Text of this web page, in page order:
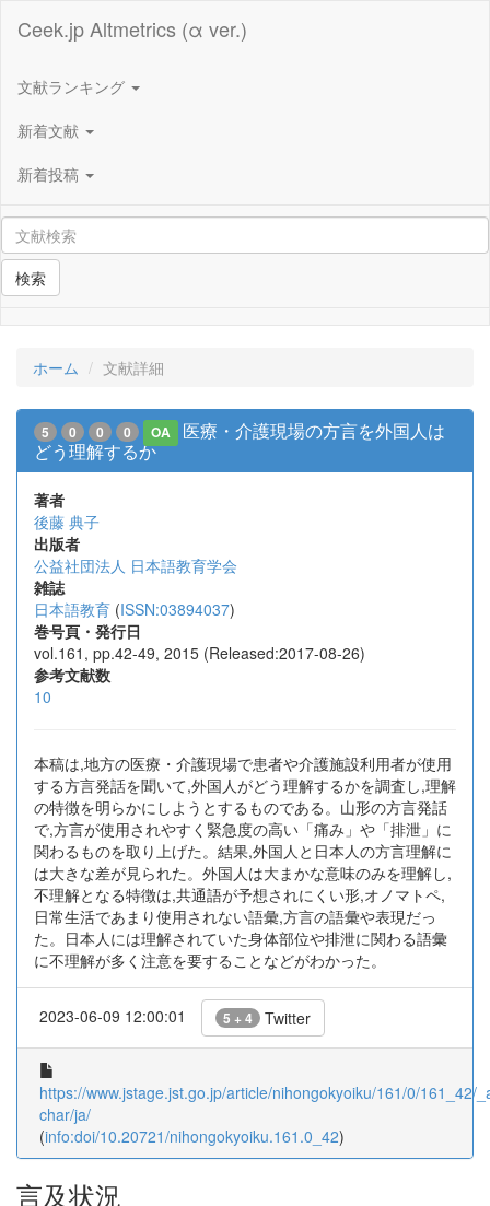
Ceek.jp Altmetrics (α ver.)
文献ランキング
新着文献
新着投稿
検索
ホーム 文献詳細
5 0 0 0 OA
医療・介護現場の方言を外国人は
どう理解するか
著者
後藤 典子
出版者
公益社団法人 日本語教育学会
雑誌
日本語教育 (ISSN:03894037)
巻号頁・発行日
vol.161, pp.42-49, 2015 (Released:2017-08-26)
参考文献数
10
本稿は,地方の医療・介護現場で患者や介護施設利用者が使用
する方言発話を聞いて,外国人がどう理解するかを調査し,理解
の特徴を明らかにしようとするものである。山形の方言発話
で,方言が使用されやすく緊急度の高い「痛み」や「排泄」に
関わるものを取り上げた。結果,外国人と日本人の方言理解に
は大きな差が見られた。外国人は大まかな意味のみを理解し,
不理解となる特徴は,共通語が予想されにくい形,オノマトペ,
日常生活であまり使用されない語彙,方言の語彙や表現だっ
た。日本人には理解されていた身体部位や排泄に関わる語彙
に不理解が多く注意を要することなどがわかった。
2023-06-09 12:00:01 5 + 4 Twitter
https://www.jstage.jst.go.jp/article/nihongokyoiku/161/0/161_42/
char/ja/
(info:doi/10.20721/nihongokyoiku.161.0_42)
言及状況